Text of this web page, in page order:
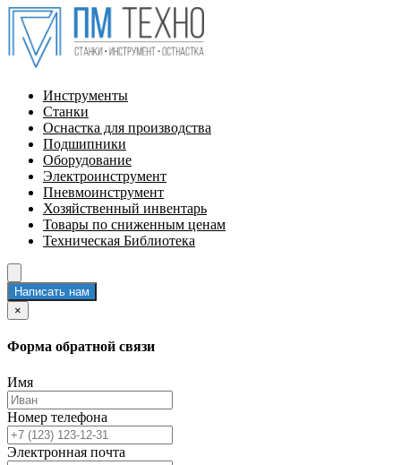
Инструменты
Станки
Оснастка для производства
Подшипники
Оборудование
Электроинструмент
Пневмоинструмент
Хозяйственный инвентарь
Товары по сниженным ценам
Техническая Библиотека
Написать нам
×
Форма обратной связи
Имя
Номер телефона
Электронная почта